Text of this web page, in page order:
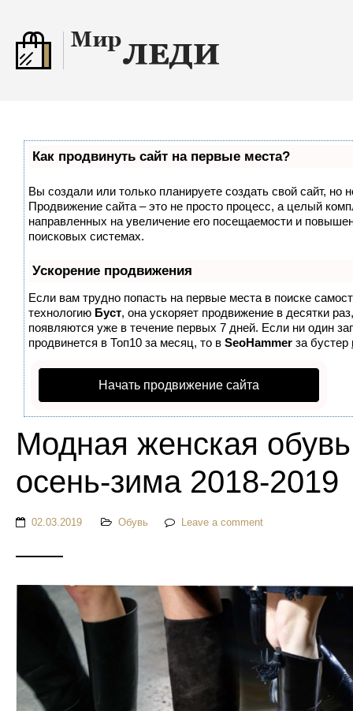
Как продвинуть сайт на первые места?
Вы создали или только планируете создать свой сайт, но
Продвижение сайта – это не просто процесс, а целый
направленных на увеличение его посещаемости и
поисковых системах.
Ускорение продвижения
Если вам трудно попасть на первые места в поиске
технологию Буст, она ускоряет продвижение в десятки
появляются уже в течение первых 7 дней. Если ни один
продвинется в Топ10 за месяц, то в SeoHammer за бустер
Начать продвижение сайта
Модная женская
осень-зима 2018-2019
02.03.2019 Обувь Leave a comment